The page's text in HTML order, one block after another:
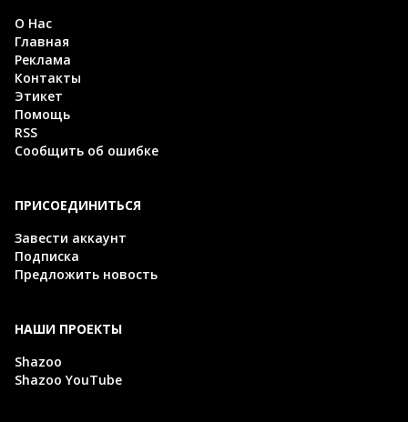
О Нас
Главная
Реклама
Контакты
Этикет
Помощь
RSS
Сообщить об ошибке
ПРИСОЕДИНИТЬСЯ
Завести аккаунт
Подписка
Предложить новость
НАШИ ПРОЕКТЫ
Shazoo
Shazoo YouTube